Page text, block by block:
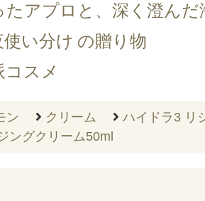
たアプロ
い分け
コスメ
と、深く澄んだ
の贈り物
ン クリーム
ハイドラ3 リ
ングクリーム50ml